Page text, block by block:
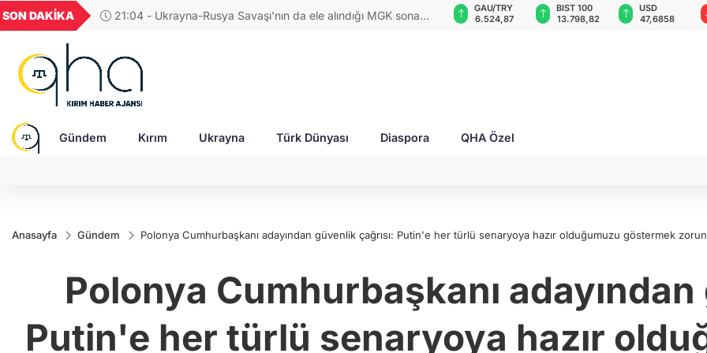
SON DAKİKA
17:38 - Araştırmacı yazar Gündoğdu: Kırım Tatarları ile Ahıska
GEL
18,2355
16,2307
27,9743
0,0018
6.524,87
BIST 100
13.798,82
USD
47,6858
EUR
54,9668
Gündem Kırım Ukrayna Türk Dünyası Diaspora QHA Özel
Anasayfa Gündem Polonya Cumhurbaşkanı adayından güvenlik çağrısı: Putin'e her türlü senaryoya hazır olduğumuzu göstermek
Polonya Cumhurbaşkanı adayından
Putin'e her türlü senaryoya hazır